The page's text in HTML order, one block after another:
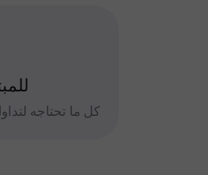
كل ما تحتاجه